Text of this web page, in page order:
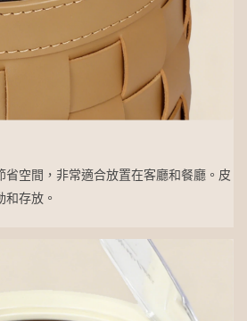
省空間，非常適合放置在客廳和餐廳。皮
和存放。